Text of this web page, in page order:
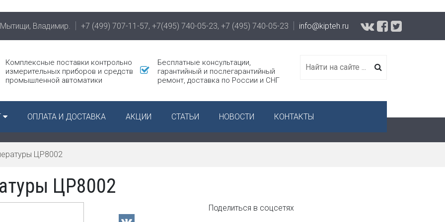
Владимир. +7 (499) 707-11-57, +7(495) 740-05-23, +7 (495) 740-05-23 info@kipteh.ru
Комплексные поставки контрольно
измерительных приборов и средств
промышленной автоматики
Бесплатные консультации,
гарантийный и послегарантийный
ремонт, доставка по России и СНГ
давления
ОПЛАТА И ДОСТАВКА АКЦИИ СТАТЬИ НОВОСТИ КОНТАКТЫ
ЦР8002
ЦР8002
Поделиться в соцсетях